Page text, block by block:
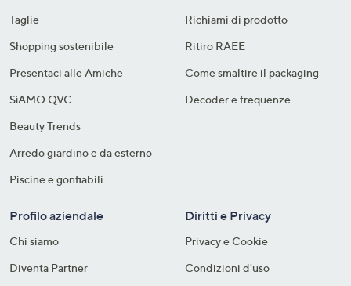
Taglie
Shopping sostenibile​
Presentaci alle Amiche
SìAMO QVC
Beauty Trends
Arredo giardino e da esterno
Piscine e gonfiabili
Richiami di prodotto
Ritiro RAEE
Come smaltire il packaging​
Decoder e frequenze​
Profilo aziendale
Chi siamo
Diventa Partner
Diritti e Privacy
Privacy e Cookie
Condizioni d'uso